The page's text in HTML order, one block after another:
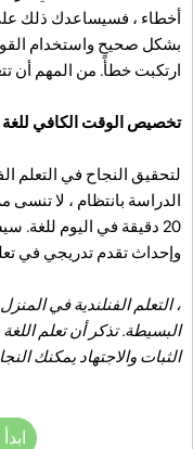
أخطاء ، فسيساعدك ذلك
بشكل صحيح واستخدام
ارتكبت خطأً. من المهم أن
تخصيص الوقت الكافي للغة
لتحقيق النجاح في التعلم
20 دقيقة في اليوم
وإحداث تقدم تدريجي في
، التعلم الفنلندية في
الثبات والاجتهاد يمكنك